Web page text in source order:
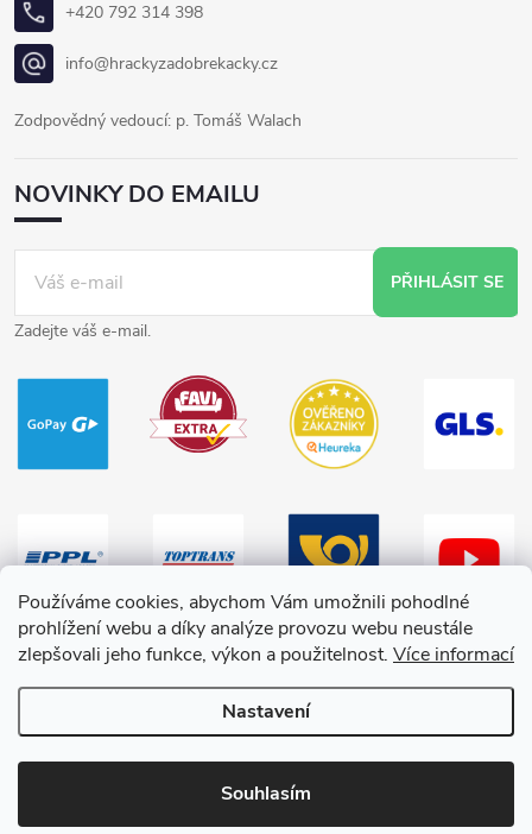
Používáme cookies, abychom Vám umožnili pohodlné
prohlížení webu a díky analýze provozu webu neustále
zlepšovali jeho funkce, výkon a použitelnost. Více informací
Nastavení
Souhlasím
+420 792 314 398
info@hrackyzadobrekacky.cz
Zodpovědný vedoucí: p. Tomáš Walach
NOVINKY DO EMAILU
PŘIHLÁSIT SE
Zadejte váš e-mail.
Vytvořil Shoptet